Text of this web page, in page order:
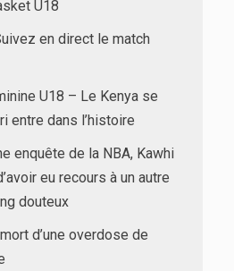
U18
en direct le match
U18 – Le Kenya se
entre dans l’histoire
enquête de la NBA, Kawhi
eu recours à un autre
douteux
d’une overdose de